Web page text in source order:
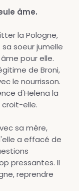
âme.
la Pologne,
soeur jumelle
pour elle.
de Broni,
le nourrisson.
d'Helena la
croit-elle.
sa mère,
a effacé de
pressantes. Il
reprendre